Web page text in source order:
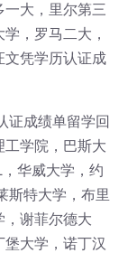
大，里尔第三
，罗马二大，
文凭学历认证成
证成绩单留学回
学院，巴斯大
华威大学，约
斯特大学，布里
，谢菲尔德大
大学，诺丁汉